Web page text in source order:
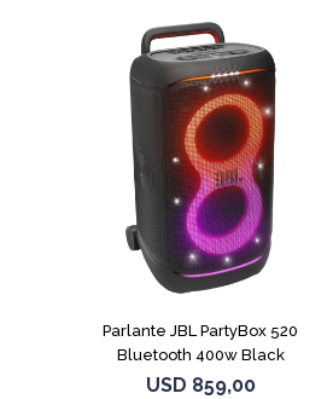
Parlante JBL PartyBox 520
Bluetooth 400w Black
USD 859,00